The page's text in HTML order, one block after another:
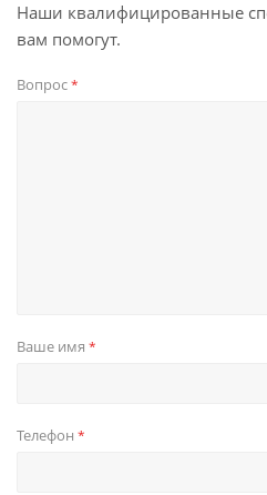
Наши квалифицированные
вам помогут.
Вопрос*
Ваше имя *
Телефон *